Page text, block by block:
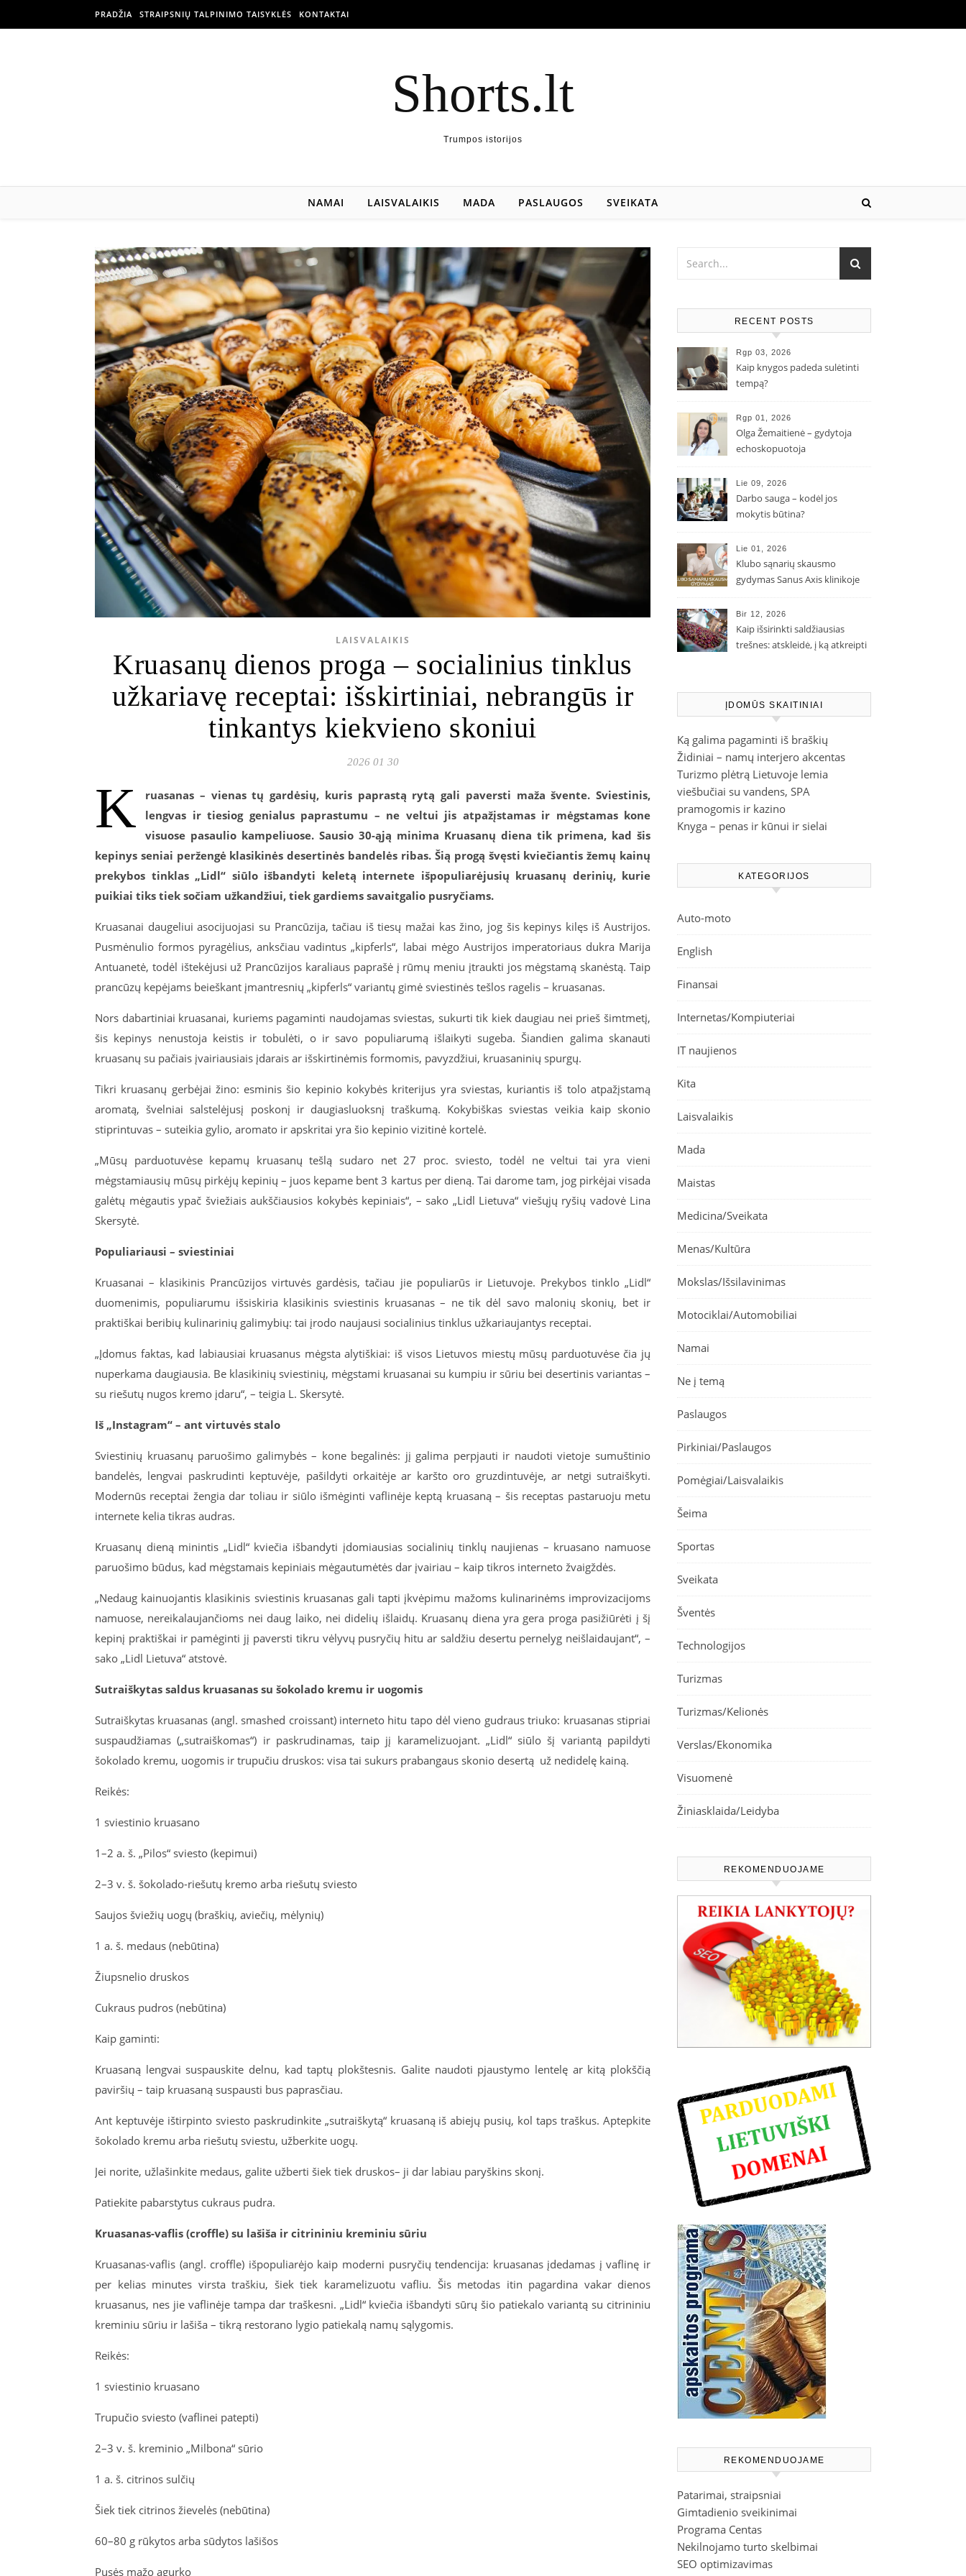
PRADŽIA STRAIPSNIŲ TALPINIMO TAISYKLĖS KONTAKTAI
Shorts.lt
Trumpos istorijos
NAMAI LAISVALAIKIS MADA PASLAUGOS SVEIKATA
LAISVALAIKIS
Kruasanų dienos proga – socialinius tinklus
užkariavę receptai: išskirtiniai, nebrangūs ir
tinkantys kiekvieno skoniui
2026 01 30
K
ruasanas – vienas tų gardėsių, kuris paprastą rytą gali paversti maža švente. Sviestinis,
lengvas ir tiesiog genialus paprastumu – ne veltui jis atpažįstamas ir mėgstamas kone
visuose pasaulio kampeliuose. Sausio 30-ąją minima Kruasanų diena tik primena, kad šis
kepinys seniai peržengė klasikinės desertinės bandelės ribas. Šią progą švęsti kviečiantis žemų kainų
prekybos tinklas „Lidl“ siūlo išbandyti keletą internete išpopuliarėjusių kruasanų derinių, kurie
puikiai tiks tiek sočiam užkandžiui, tiek gardiems savaitgalio pusryčiams.
Kruasanai daugeliui asocijuojasi su Prancūzija, tačiau iš tiesų mažai kas žino, jog šis kepinys kilęs iš Austrijos.
Pusmėnulio formos pyragėlius, anksčiau vadintus „kipferls“, labai mėgo Austrijos imperatoriaus dukra Marija
Antuanetė, todėl ištekėjusi už Prancūzijos karaliaus paprašė į rūmų meniu įtraukti jos mėgstamą skanėstą. Taip
prancūzų kepėjams beieškant įmantresnių „kipferls“ variantų gimė sviestinės tešlos ragelis – kruasanas.
Nors dabartiniai kruasanai, kuriems pagaminti naudojamas sviestas, sukurti tik kiek daugiau nei prieš šimtmetį,
šis kepinys nenustoja keistis ir tobulėti, o ir savo populiarumą išlaikyti sugeba. Šiandien galima skanauti
kruasanų su pačiais įvairiausiais įdarais ar išskirtinėmis formomis, pavyzdžiui, kruasaninių spurgų.
Tikri kruasanų gerbėjai žino: esminis šio kepinio kokybės kriterijus yra sviestas, kuriantis iš tolo atpažįstamą
aromatą, švelniai salstelėjusį poskonį ir daugiasluoksnį traškumą. Kokybiškas sviestas veikia kaip skonio
stiprintuvas – suteikia gylio, aromato ir apskritai yra šio kepinio vizitinė kortelė.
„Mūsų parduotuvėse kepamų kruasanų tešlą sudaro net 27 proc. sviesto, todėl ne veltui tai yra vieni
mėgstamiausių mūsų pirkėjų kepinių – juos kepame bent 3 kartus per dieną. Tai darome tam, jog pirkėjai visada
galėtų mėgautis ypač šviežiais aukščiausios kokybės kepiniais“, – sako „Lidl Lietuva“ viešųjų ryšių vadovė Lina
Skersytė.
Populiariausi – sviestiniai
Kruasanai – klasikinis Prancūzijos virtuvės gardėsis, tačiau jie populiarūs ir Lietuvoje. Prekybos tinklo „Lidl“
duomenimis, populiarumu išsiskiria klasikinis sviestinis kruasanas – ne tik dėl savo malonių skonių, bet ir
praktiškai beribių kulinarinių galimybių: tai įrodo naujausi socialinius tinklus užkariaujantys receptai.
„Įdomus faktas, kad labiausiai kruasanus mėgsta alytiškiai: iš visos Lietuvos miestų mūsų parduotuvėse čia jų
nuperkama daugiausia. Be klasikinių sviestinių, mėgstami kruasanai su kumpiu ir sūriu bei desertinis variantas –
su riešutų nugos kremo įdaru“, – teigia L. Skersytė.
Iš „Instagram“ – ant virtuvės stalo
Sviestinių kruasanų paruošimo galimybės – kone begalinės: jį galima perpjauti ir naudoti vietoje sumuštinio
bandelės, lengvai paskrudinti keptuvėje, pašildyti orkaitėje ar karšto oro gruzdintuvėje, ar netgi sutraiškyti.
Modernūs receptai žengia dar toliau ir siūlo išmėginti vaflinėje keptą kruasaną – šis receptas pastaruoju metu
internete kelia tikras audras.
Kruasanų dieną minintis „Lidl“ kviečia išbandyti įdomiausias socialinių tinklų naujienas – kruasano namuose
paruošimo būdus, kad mėgstamais kepiniais mėgautumėtės dar įvairiau – kaip tikros interneto žvaigždės.
„Nedaug kainuojantis klasikinis sviestinis kruasanas gali tapti įkvėpimu mažoms kulinarinėms improvizacijoms
namuose, nereikalaujančioms nei daug laiko, nei didelių išlaidų. Kruasanų diena yra gera proga pasižiūrėti į šį
kepinį praktiškai ir pamėginti jį paversti tikru vėlyvų pusryčių hitu ar saldžiu desertu pernelyg neišlaidaujant“, –
sako „Lidl Lietuva“ atstovė.
Sutraiškytas saldus kruasanas su šokolado kremu ir uogomis
Sutraiškytas kruasanas (angl. smashed croissant) interneto hitu tapo dėl vieno gudraus triuko: kruasanas stipriai
suspaudžiamas („sutraiškomas“) ir paskrudinamas, taip jį karamelizuojant. „Lidl“ siūlo šį variantą papildyti
šokolado kremu, uogomis ir trupučiu druskos: visa tai sukurs prabangaus skonio desertą už nedidelę kainą.
Reikės:
1 sviestinio kruasano
1–2 a. š. „Pilos“ sviesto (kepimui)
2–3 v. š. šokolado-riešutų kremo arba riešutų sviesto
Saujos šviežių uogų (braškių, aviečių, mėlynių)
1 a. š. medaus (nebūtina)
Žiupsnelio druskos
Cukraus pudros (nebūtina)
Kaip gaminti:
Kruasaną lengvai suspauskite delnu, kad taptų plokštesnis. Galite naudoti pjaustymo lentelę ar kitą plokščią
paviršių – taip kruasaną suspausti bus paprasčiau.
Ant keptuvėje ištirpinto sviesto paskrudinkite „sutraiškytą“ kruasaną iš abiejų pusių, kol taps traškus. Aptepkite
šokolado kremu arba riešutų sviestu, užberkite uogų.
Jei norite, užlašinkite medaus, galite užberti šiek tiek druskos– ji dar labiau paryškins skonį.
Patiekite pabarstytus cukraus pudra.
Kruasanas-vaflis (croffle) su lašiša ir citrininiu kreminiu sūriu
Kruasanas-vaflis (angl. croffle) išpopuliarėjo kaip moderni pusryčių tendencija: kruasanas įdedamas į vaflinę ir
per kelias minutes virsta traškiu, šiek tiek karamelizuotu vafliu. Šis metodas itin pagardina vakar dienos
kruasanus, nes jie vaflinėje tampa dar traškesni. „Lidl“ kviečia išbandyti sūrų šio patiekalo variantą su citrininiu
kreminiu sūriu ir lašiša – tikrą restorano lygio patiekalą namų sąlygomis.
Reikės:
1 sviestinio kruasano
Trupučio sviesto (vaflinei patepti)
2–3 v. š. kreminio „Milbona“ sūrio
1 a. š. citrinos sulčių
Šiek tiek citrinos žievelės (nebūtina)
60–80 g rūkytos arba sūdytos lašišos
Pusės mažo agurko
RECENT POSTS
Rgp 03, 2026
Kaip knygos padeda sulėtinti
tempą?
Rgp 01, 2026
Olga Žemaitienė – gydytoja
echoskopuotoja
Lie 09, 2026
Darbo sauga – kodėl jos
mokytis būtina?
Lie 01, 2026
Klubo sąnarių skausmo
gydymas Sanus Axis klinikoje
Bir 12, 2026
Kaip išsirinkti saldžiausias
trešnes: atskleidė, į ką atkreipti
ĮDOMŪS SKAITINIAI
Ką galima pagaminti iš braškių
Židiniai – namų interjero akcentas
Turizmo plėtrą Lietuvoje lemia
viešbučiai su vandens, SPA
pramogomis ir kazino
Knyga – penas ir kūnui ir sielai
KATEGORIJOS
Auto-moto
English
Finansai
Internetas/Kompiuteriai
IT naujienos
Kita
Laisvalaikis
Mada
Maistas
Medicina/Sveikata
Menas/Kultūra
Mokslas/Išsilavinimas
Motociklai/Automobiliai
Namai
Ne į temą
Paslaugos
Pirkiniai/Paslaugos
Pomėgiai/Laisvalaikis
Šeima
Sportas
Sveikata
Šventės
Technologijos
Turizmas
Turizmas/Kelionės
Verslas/Ekonomika
Visuomenė
Žiniasklaida/Leidyba
REKOMENDUOJAME
REKOMENDUOJAME
Patarimai, straipsniai
Gimtadienio sveikinimai
Programa Centas
Nekilnojamo turto skelbimai
SEO optimizavimas